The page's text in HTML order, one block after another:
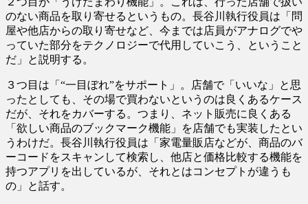
のない商品を取り寄せるというもの。長谷川執行役員は「問
屋や他店からの取り寄せなど、今までは店員がアナログでや
っていた部分をテクノロジーで代用していこう、ということ
だ」と説明する。
３つ目は「“一目ぼれ”をサポート」。店舗で「いいな」と思
ったとしても、その場で買わないというのは良くあるケース
だが、それをカバーする。つまり、ネット販売に良くある
「欲しい商品のブックマーク機能」を店舗でも実装したとい
うわけだ。長谷川執行役員は「家電量販店などが、商品のバ
ーコードをスキャンして検索し、他店と価格比較する機能を
持つアプリを出しているが、それとはコンセプトが違うも
の」と話す。